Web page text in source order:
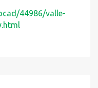
çizilmiştir. Eski
ile uyumludur.
çekip